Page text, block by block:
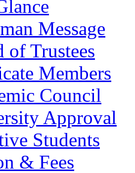
Message
of Trustees
Members
Council
Approval
Students
& Fees